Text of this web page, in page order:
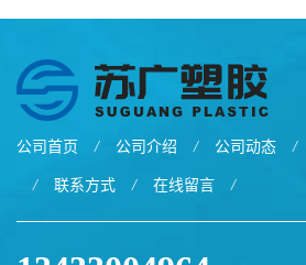
公司首页 / 公司介绍 / 公司动态 /
/ 联系方式 / 在线留言 /